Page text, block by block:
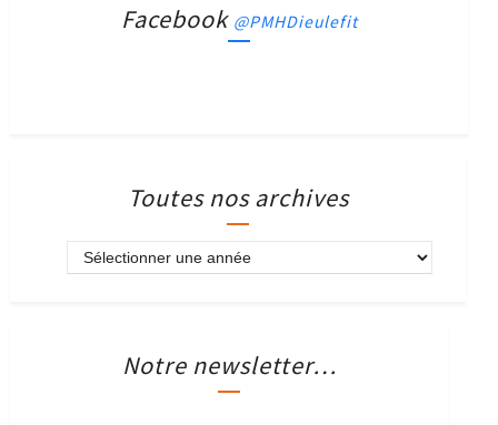
Facebook @PMHDieulefit
Toutes nos archives
Notre newsletter…